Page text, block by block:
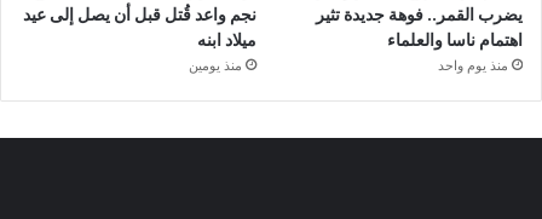
يضرب القمر.. فوهة جديدة تثير
اهتمام ناسا والعلماء
منذ يوم واحد
نجم واعد قُتل قبل أن يصل إلى عيد
ميلاد ابنه
منذ يومين